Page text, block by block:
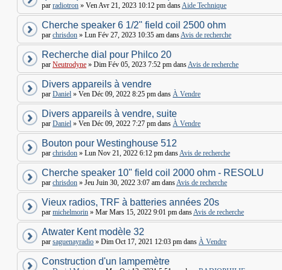
par radiotron » Ven Avr 21, 2023 10:12 pm dansAide Technique
Cherche speaker 6 1/2" field coil 2500 ohm
par chrisdon » Lun Fév 27, 2023 10:35 am dansAvis de recherche
Recherche dial pour Philco 20
par Neutrodyne » Dim Fév 05, 2023 7:52 pm dansAvis de recherche
Divers appareils à vendre
par Daniel » Ven Déc 09, 2022 8:25 pm dans À Vendre
Divers appareils à vendre, suite
par Daniel » Ven Déc 09, 2022 7:27 pm dans À Vendre
Bouton pour Westinghouse 512
par chrisdon » Lun Nov 21, 2022 6:12 pm dansAvis de recherche
Cherche speaker 10" field coil 2000 ohm - RESOLU
par chrisdon » Jeu Juin 30, 2022 3:07 am dansAvis de recherche
Vieux radios, TRF à batteries années 20s
par michelmorin » Mar Mars 15, 2022 9:01 pm dansAvis de recherche
Atwater Kent modèle 32
par saguenayradio » Dim Oct 17, 2021 12:03 pm dans À Vendre
Construction d'un lampemètre